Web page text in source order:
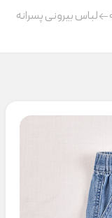
لباس بیرونی پسرانه